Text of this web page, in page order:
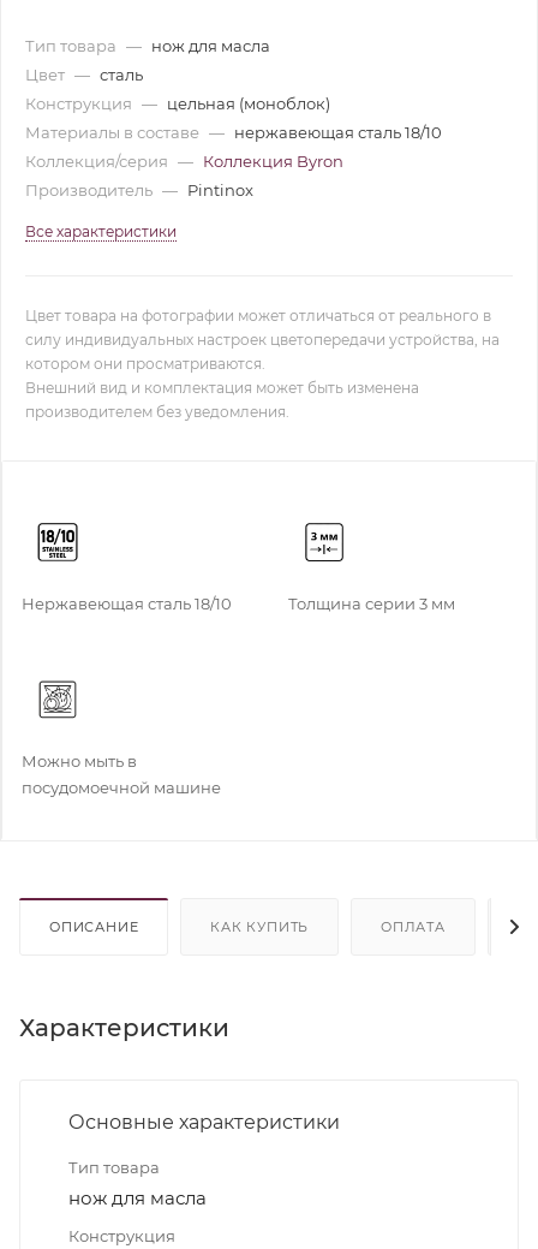
Тип товара — нож для масла
Цвет — сталь
Конструкция — цельная (моноблок)
Материалы в составе — нержавеющая сталь 18/10
Коллекция/серия — Коллекция Byron
Производитель — Pintinox
Все характеристики
Цвет товара на фотографии может отличаться от реального в
силу индивидуальных настроек цветопередачи устройства, на
котором они просматриваются.
Внешний вид и комплектация может быть изменена
производителем без уведомления.
Нержавеющая сталь 18/10 Толщина серии 3 мм
Можно мыть в
посудомоечной машине
ОПИСАНИЕ КАК КУПИТЬ ОПЛАТА
Характеристики
Основные характеристики
Тип товара
нож для масла
Конструкция